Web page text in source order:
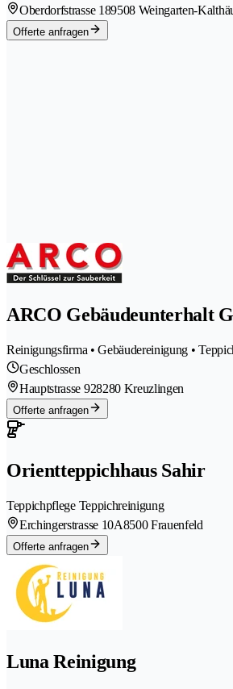
Oberdorfstrasse 189508 Weingarten-
Offerte anfragen
ARCO Gebäudeunterhalt
Reinigungsfirma • Gebäudereinigung •
Geschlossen
Hauptstrasse 928280 Kreuzlingen
Offerte anfragen
Orientteppichhaus Sahir
Teppichpflege Teppichreinigung
Erchingerstrasse 10A8500 Frauenfeld
Offerte anfragen
Luna Reinigung